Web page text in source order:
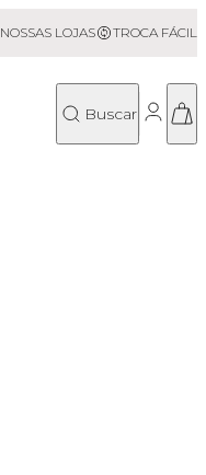
NOSSAS LOJAS TROCA FÁCIL
Buscar